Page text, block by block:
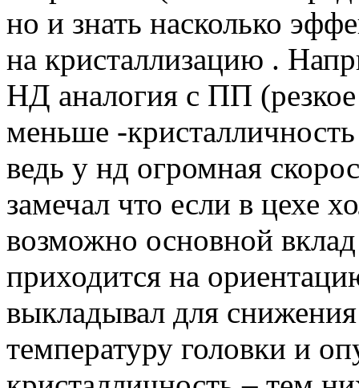
но и знать насколько
на кристаллизацию .
НД аналогия с ПП
меньше -
ведь у нд огромная
замечал что если в цехе
возможно основной
приходится на
выкладывал для
температуру головки и